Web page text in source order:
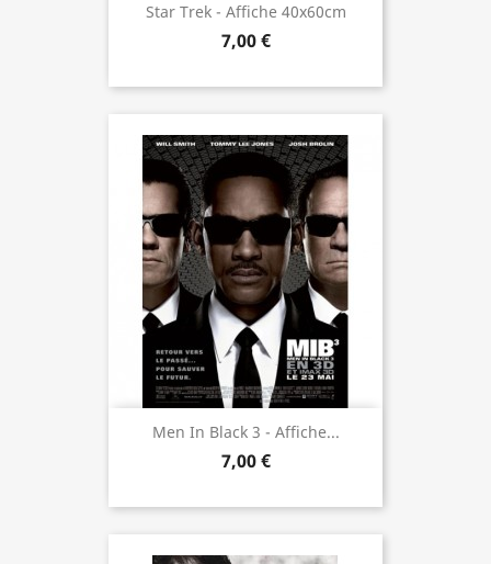
Star Trek - Affiche 40x60cm
7,00 €
Men In Black 3 - Affiche...
7,00 €